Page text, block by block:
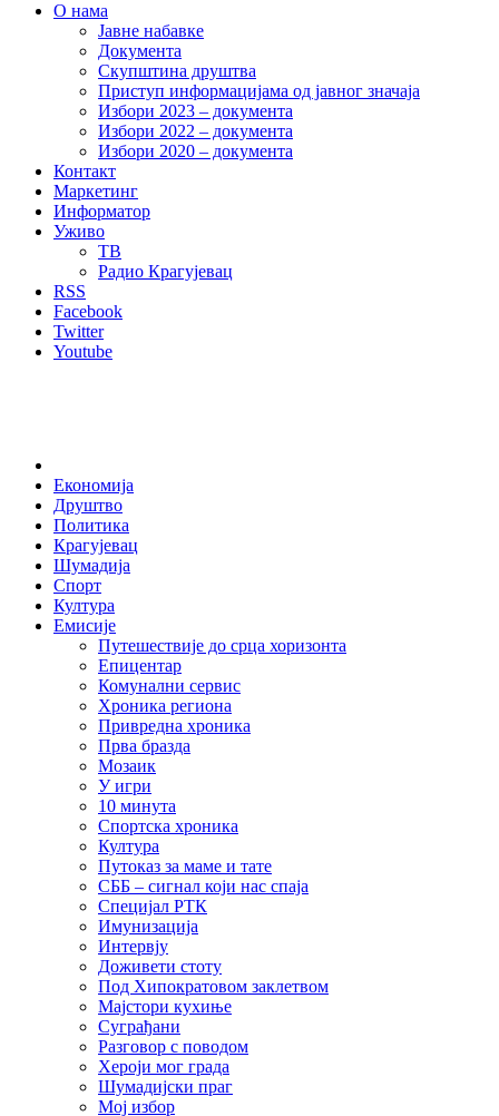
О нама
Јавне набавке
Документа
Скупштина друштва
Приступ информацијама од јавног значаја
Избори 2023 – документа
Избори 2022 – документа
Избори 2020 – документа
Контакт
Маркетинг
Информатор
Уживо
ТВ
Радио Крагујевац
RSS
Facebook
Twitter
Youtube
Економија
Друштво
Политика
Крагујевац
Шумадија
Спорт
Култура
Емисије
Путешествије до срца хоризонта
Епицентар
Комунални сервис
Хроника региона
Привредна хроника
Прва бразда
Мозаик
У игри
10 минута
Спортска хроника
Култура
Путоказ за маме и тате
СББ – сигнал који нас спаја
Специјал РТК
Имунизација
Интервју
Доживети стоту
Под Хипократовом заклетвом
Мајстори кухиње
Суграђани
Разговор с поводом
Хероји мог града
Шумадијски праг
Мој избор